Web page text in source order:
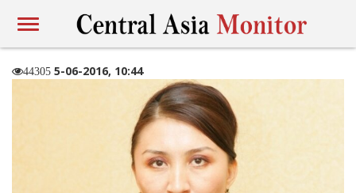
44305 5-06-2016, 10:44